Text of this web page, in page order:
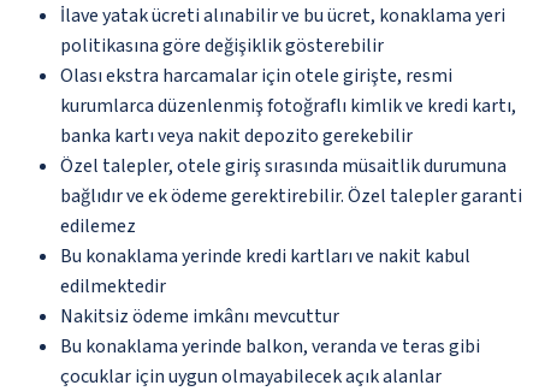
İlave yatak ücreti alınabilir ve bu ücret, konaklama yeri
politikasına göre değişiklik gösterebilir
Olası ekstra harcamalar için otele girişte, resmi
kurumlarca düzenlenmiş fotoğraflı kimlik ve kredi kartı,
banka kartı veya nakit depozito gerekebilir
Özel talepler, otele giriş sırasında müsaitlik durumuna
bağlıdır ve ek ödeme gerektirebilir. Özel talepler garanti
edilemez
Bu konaklama yerinde kredi kartları ve nakit kabul
edilmektedir
Nakitsiz ödeme imkânı mevcuttur
Bu konaklama yerinde balkon, veranda ve teras gibi
çocuklar için uygun olmayabilecek açık alanlar